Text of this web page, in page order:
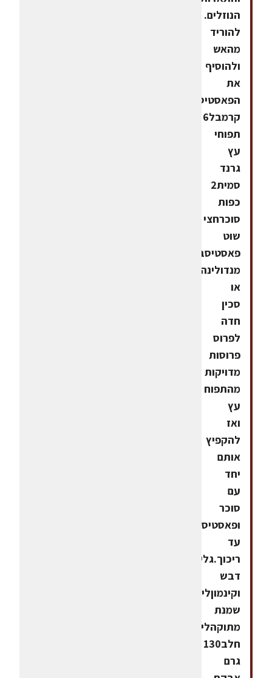
הנוזלים.
להוריד
מהאש
ולהוסיף
את
הפאסטיס.מניפת
קרמבל6
תפוחי
עץ
גרנד
סמית2
כפות
סוכרחצי
שוט
פאסטיסבעזרת
מנדולינה
או
סכין
חדה
לפרוס
פרוסות
מדויקות
מהתפוח
עץ
ואז
להקפיץ
אותם
יחד
עם
סוכר
ופאסטיס
עד
ריכוך.גלידת
דבש
וקינמוןליטר
שמנת
מתוקהליטר
חלב130
גרם